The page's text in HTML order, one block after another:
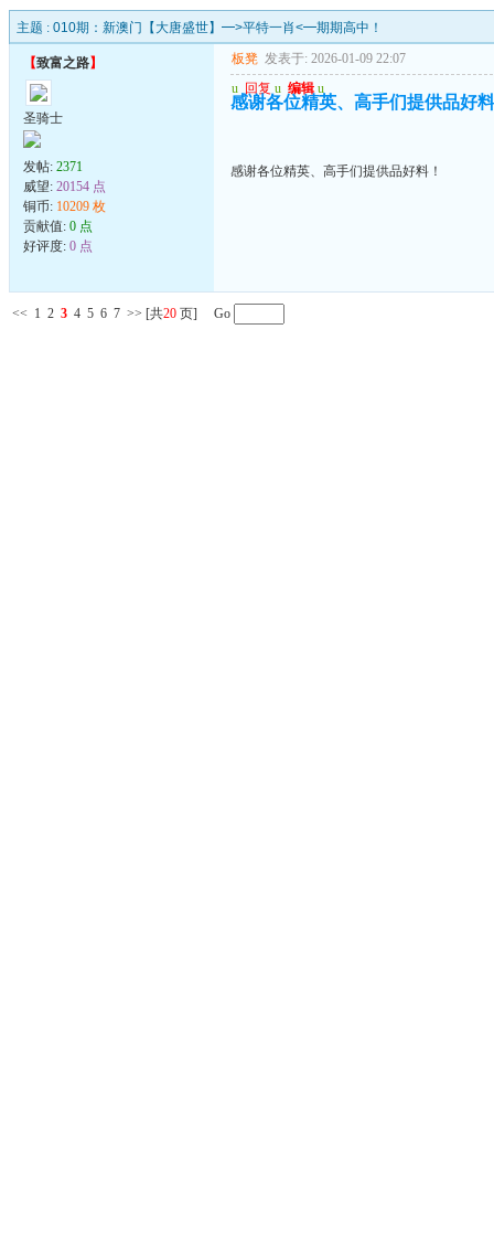
主题 : 010期：新澳门【大唐盛世】━>平特一肖<━期期高中！
【致富之路】
圣骑士
发帖: 2371
威望: 20154 点
铜币: 10209 枚
贡献值: 0 点
好评度: 0 点
板凳 发表于: 2026-01-09 22:07
u 回复 u 编辑 u
感谢各位精英、高手们提供品好
感谢各位精英、高手们提供品好料！
<< 1 2 3 4 5 6 7 >> [共20 页] Go